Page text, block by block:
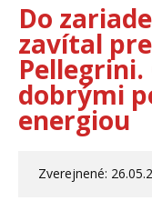
Do
zavítal
Pellegrini.
dobrými
energiou
Zverejnené: